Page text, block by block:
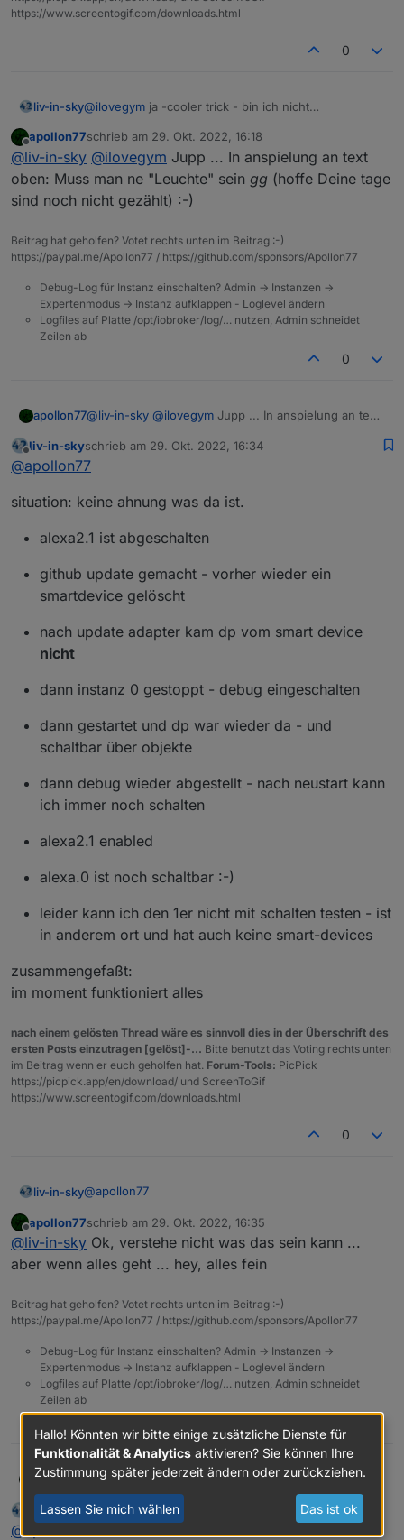
https://www.screentogif.com/downloads.html
0
liv-in-sky@ilovegym ja -cooler trick - bin ich nicht
Offline
apollon77schrieb am 29. Okt. 2022, 16:18
zuletzt editiert von
@liv-in-sky @ilovegym Jupp ... In anspielung an text
oben: Muss man ne "Leuchte" sein gg (hoffe Deine tage
sind noch nicht gezählt) :-)
Beitrag hat geholfen? Votet rechts unten im Beitrag :-)
https://paypal.me/Apollon77 / https://github.com/sponsors/Apollon77
Debug-Log für Instanz einschalten? Admin -> Instanzen ->
Expertenmodus -> Instanz aufklappen - Loglevel ändern
Logfiles auf Platte /opt/iobroker/log/… nutzen, Admin schneidet
Zeilen ab
0
apollon77@liv-in-sky @ilovegym Jupp ... In anspielung an text
tage sind noch nicht gezählt) :-)
Offline
liv-in-skyschrieb am 29. Okt. 2022, 16:34
zuletzt editiert von
@apollon77
situation: keine ahnung was da ist.
alexa2.1 ist abgeschalten
github update gemacht - vorher wieder ein
smartdevice gelöscht
nach update adapter kam dp vom smart device
nicht
dann instanz 0 gestoppt - debug eingeschalten
dann gestartet und dp war wieder da - und
schaltbar über objekte
dann debug wieder abgestellt - nach neustart kann
ich immer noch schalten
alexa2.1 enabled
alexa.0 ist noch schaltbar :-)
leider kann ich den 1er nicht mit schalten testen - ist
in anderem ort und hat auch keine smart-devices
zusammengefaßt:
im moment funktioniert alles
nach einem gelösten Thread wäre es sinnvoll dies in der Überschrift des
ersten Posts einzutragen [gelöst]-... Bitte benutzt das Voting rechts unten
im Beitrag wenn er euch geholfen hat. Forum-Tools: PicPick
https://picpick.app/en/download/ und ScreenToGif
https://www.screentogif.com/downloads.html
0
liv-in-sky@apollon77
situation: keine ahnung was da ist.
alexa2.1 ist abgeschalten
smartdevice gelöscht
nicht
dann instanz 0 gestoppt - debug eingeschalten
schaltbar über objekte
dann debug wieder abgestellt - nach neustart
alexa2.1 enabled
zusammengefaßt:
Offline
apollon77schrieb am 29. Okt. 2022, 16:35
zuletzt editiert von
@liv-in-sky Ok, verstehe nicht was das sein kann ...
aber wenn alles geht ... hey, alles fein
Beitrag hat geholfen? Votet rechts unten im Beitrag :-)
https://paypal.me/Apollon77 / https://github.com/sponsors/Apollon77
Debug-Log für Instanz einschalten? Admin -> Instanzen ->
Expertenmodus -> Instanz aufklappen - Loglevel ändern
Logfiles auf Platte /opt/iobroker/log/… nutzen, Admin schneidet
Zeilen ab
apollon77@liv-in-sky Ok, verstehe nicht was das sein kann ...
aber wenn alles geht ... hey, alles fein
Offline
liv-in-sky schrieb am29. Okt. 2022, 16:36
zuletzt editiert von liv-in-sky
@
Hallo! Könnten wir bitte einige zusätzliche Dienste für
Funktionalität & Analytics aktivieren? Sie können Ihre
Zustimmung später jederzeit ändern oder zurückziehen.
Lassen Sie mich wählen Das ist ok